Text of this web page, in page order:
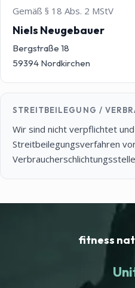
Gemäß § 18 Abs. 2 MStV
Niels Neugebauer
Bergstraße 18
59394 Nordkirchen
STREITBEILEGUNG /
Wir sind nicht verpflichtet
Streitbeilegungsverfahren
fitness